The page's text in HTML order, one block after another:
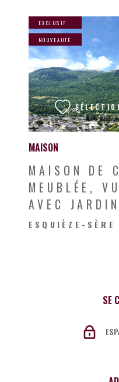
MAISON
MAISON DE
MEUBLÉE,
AVEC JARDIN
ESQUIÈZE-
EXCLUSIF
NOUVEAUTÉ
SE